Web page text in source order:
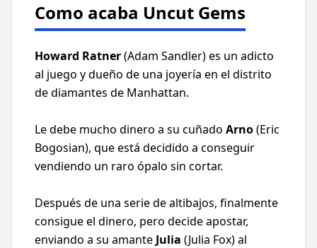
Como acaba Uncut Gems
Howard Ratner(Adam Sandler) es un adicto
al juego y dueño de una joyería en el distrito
de diamantes de Manhattan.
Le debe mucho dinero a su cuñado Arno(Eric
Bogosian), que está decidido a conseguir
vendiendo un raro ópalo sin cortar.
Después de una serie de altibajos, finalmente
consigue el dinero, pero decide apostar,
enviando a su amante Julia (Julia Fox) al